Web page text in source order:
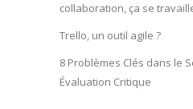
collaboration, ça se
Trello, un outil agile ?
8 Problèmes Clés dans le
Évaluation Critique